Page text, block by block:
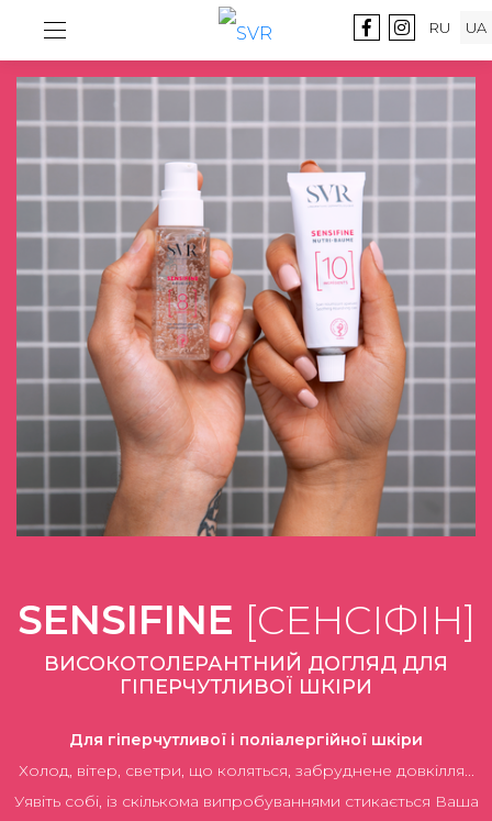
SENSIFINE [СЕНСІФІН]
ВИСОКОТОЛЕРАНТНИЙ ДОГЛЯД ДЛЯ
ГІПЕРЧУТЛИВОЇ ШКІРИ
Для гіперчутливої і поліалергійної шкіри
Холод, вітер, светри, що коляться, забруднене довкілля...
Уявіть собі, із скількома випробуваннями стикається Ваша
RU UA